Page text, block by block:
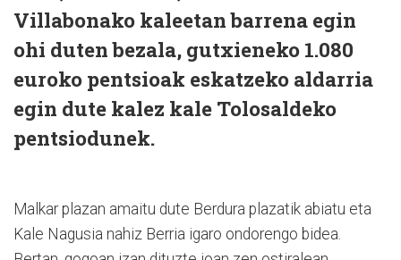
Villabonako kaleetan barrena egin
ohi duten bezala, gutxieneko 1.080
euroko pentsioak eskatzeko aldarria
egin dute kalez kale Tolosaldeko
pentsiodunek.
Malkar plazan amaitu dute Berdura plazatik abiatu eta
Kale Nagusia nahiz Berria igaro ondorengo bidea.